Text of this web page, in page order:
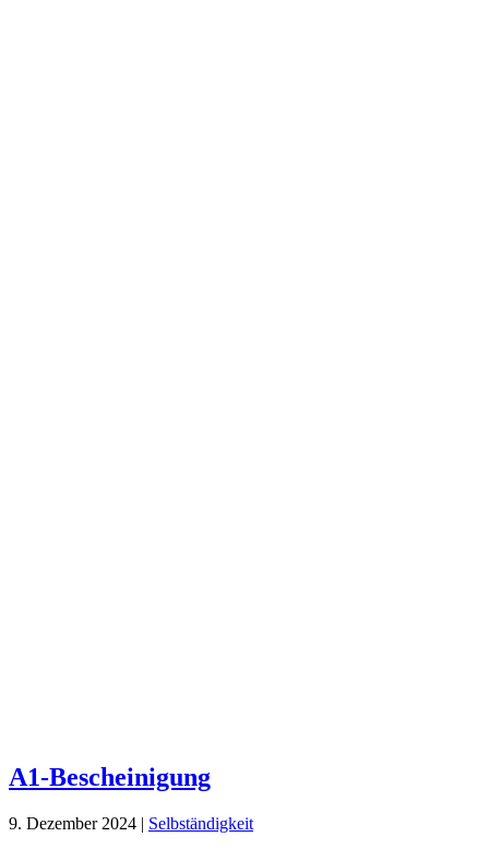
A1-Bescheinigung
9. Dezember 2024 | Selbständigkeit